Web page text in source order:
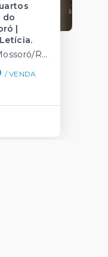
do
|
Alto do Sumaré - Mossoró/RN
/ VENDA